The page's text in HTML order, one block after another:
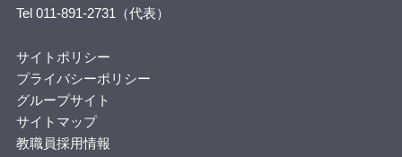
Tel 011-891-2731（代表）
サイトポリシー
プライバシーポリシー
グループサイト
サイトマップ
教職員採用情報